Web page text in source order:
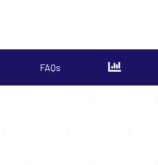
FAQs